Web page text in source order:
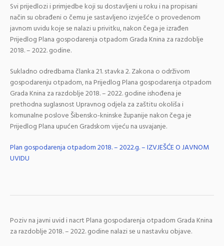
Svi prijedlozi i primjedbe koji su dostavljeni u roku i na propisani
način su obrađeni o čemu je sastavljeno izvješće o provedenom
javnom uvidu koje se nalazi u privitku, nakon čega je izrađen
Prijedlog Plana gospodarenja otpadom Grada Knina za razdoblje
2018. – 2022. godine.
Sukladno odredbama članka 21. stavka 2. Zakona o održivom
gospodarenju otpadom, na Prijedlog Plana gospodarenja otpadom
Grada Knina za razdoblje 2018. – 2022. godine ishođena je
prethodna suglasnost Upravnog odjela za zaštitu okoliša i
komunalne poslove Šibensko-kninske županije nakon čega je
Prijedlog Plana upućen Gradskom vijeću na usvajanje.
Plan gospodarenja otpadom 2018. – 2022.g. – IZVJEŠĆE O JAVNOM
UVIDU
Poziv na javni uvid i nacrt Plana gospodarenja otpadom Grada Knina
za razdoblje 2018. – 2022. godine nalazi se u nastavku objave.